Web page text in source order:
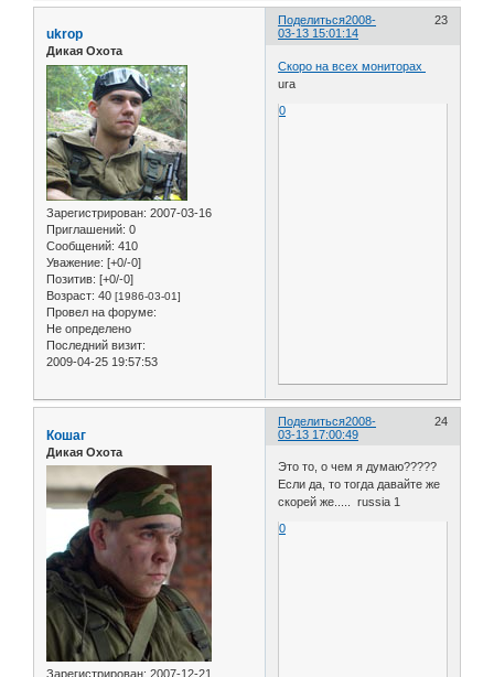
Поделиться 23
2008-
03-13 15:01:14
ukrop
Дикая Охота
Зарегистрирован: 2007-03-16
Приглашений: 0
Сообщений: 410
Уважение: [+0/-0]
Позитив: [+0/-0]
Возраст: 40 [1986-03-01]
Провел на форуме:
Не определено
Последний визит:
2009-04-25 19:57:53
Скоро на всех мониторах
ura
0
Поделиться 24
2008-
03-13 17:00:49
Кошаг
Дикая Охота
Зарегистрирован: 2007-12-21
Это то, о чем я думаю?????
Если да, то тогда давайте же
скорей же..... russia 1
0